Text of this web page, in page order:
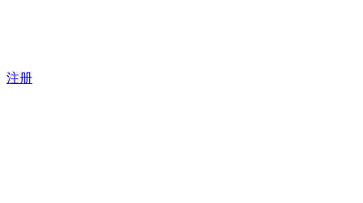
注册